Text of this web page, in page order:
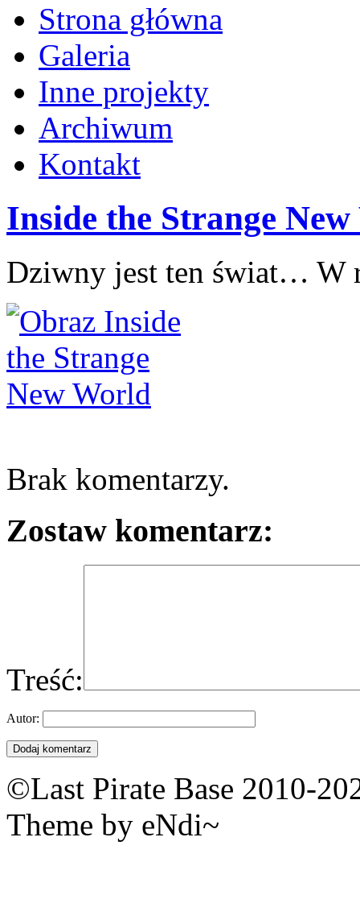
Strona główna
Galeria
Inne projekty
Archiwum
Kontakt
Inside the Strange
Dziwny jest ten świat… W
Brak komentarzy.
Zostaw komentarz:
Treść:
Autor:
©Last Pirate Base 2010-
Theme by eNdi~